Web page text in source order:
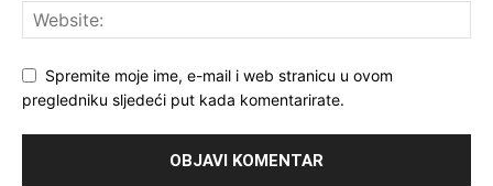
Spremite moje ime, e-mail i web stranicu u ovom
pregledniku sljedeći put kada komentarirate.